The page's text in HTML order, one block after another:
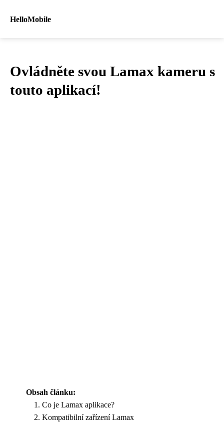
HelloMobile
Ovládněte svou Lamax kameru s
touto aplikací!
Obsah článku:
Co je Lamax aplikace?
Kompatibilní zařízení Lamax